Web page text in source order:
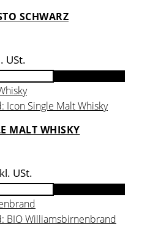
SCHWARZ
USt.
MALT WHISKY
USt.